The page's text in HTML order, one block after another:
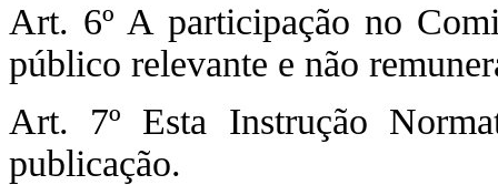
Art. 6º A participação no
público relevante e não
Art. 7º Esta Instrução
publicação.